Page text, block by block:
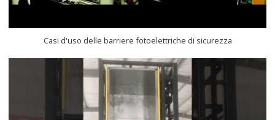
Casi d'uso delle barriere fotoelettriche di sicurezza